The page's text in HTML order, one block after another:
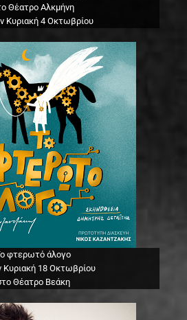
Θέατρο Αλκμήνη
Κυριακή 4 Οκτωβρίου
φτερωτό άλογο
Κυριακή 18 Οκτωβρίου
Θέατρο Βεάκη